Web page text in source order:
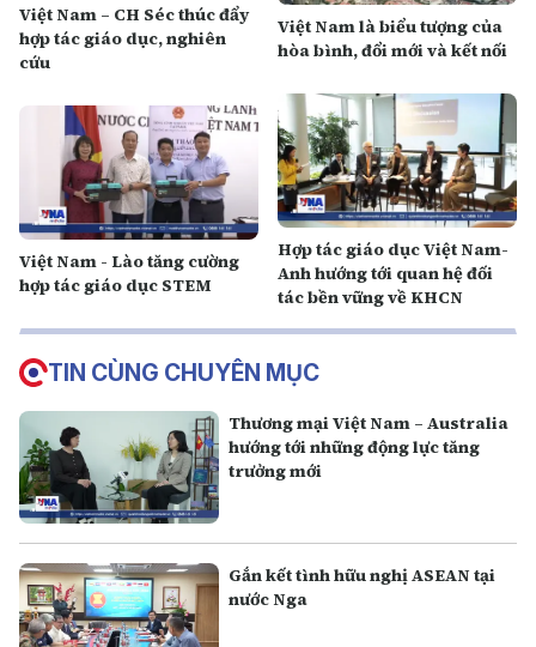
Việt Nam – CH Séc thúc đẩy
hợp tác giáo dục, nghiên
cứu
Việt Nam là biểu tượng của
hòa bình, đổi mới và kết nối
Việt Nam - Lào tăng cường
hợp tác giáo dục STEM
Hợp tác giáo dục Việt Nam-
Anh hướng tới quan hệ đối
tác bền vững về KHCN
TIN CÙNG CHUYÊN MỤC
Thương mại Việt Nam – Australia
hướng tới những động lực tăng
trưởng mới
Gắn kết tình hữu nghị ASEAN tại
nước Nga